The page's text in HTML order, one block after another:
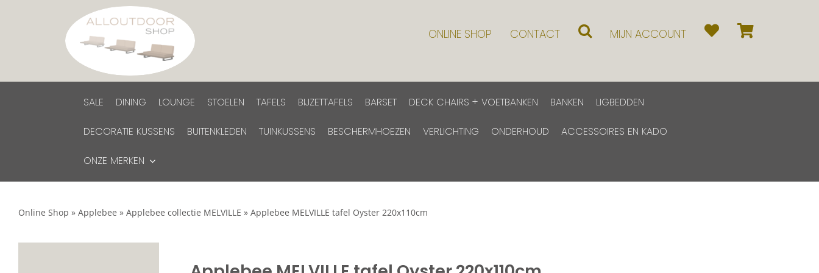
ONLINE SHOP CONTACT MIJN ACCOUNT
SALE DINING LOUNGE STOELEN TAFELS BIJZETTAFELS BARSET DECK CHAIRS + VOETBANKEN BANKEN LIGBEDDEN
DECORATIE KUSSENS BUITENKLEDEN TUINKUSSENS BESCHERMHOEZEN VERLICHTING ONDERHOUD ACCESSOIRES EN KADO
ONZE MERKEN
Online Shop » Applebee » Applebee collectie MELVILLE » Applebee MELVILLE tafel Oyster 220x110cm